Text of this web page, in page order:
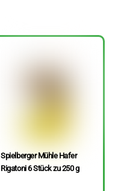
Spielberger Mühle Hafer
Rigatoni 6 Stück zu 250 g